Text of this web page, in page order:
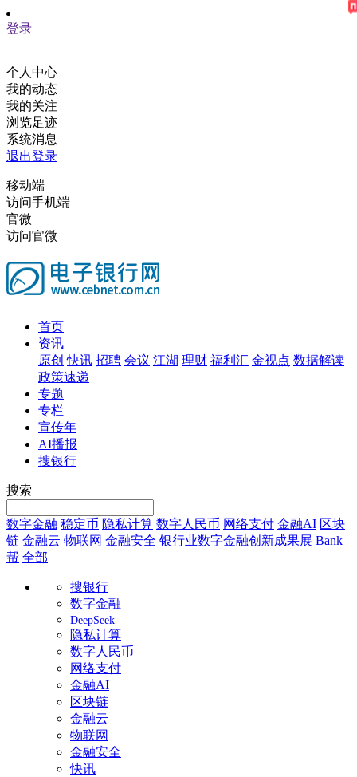
登录
个人中心
我的动态
我的关注
浏览足迹
系统消息
退出登录
移动端
访问手机端
官微
访问官微
首页
资讯
原创 快讯 招聘 会议 江湖 理财 福利汇 金视点 数据解读
政策速递
专题
专栏
宣传年
AI播报
搜银行
搜索
数字金融 稳定币 隐私计算 数字人民币 网络支付 金融AI 区块
链 金融云 物联网 金融安全 银行业数字金融创新成果展 Bank
帮 全部
搜银行
数字金融
DeepSeek
隐私计算
数字人民币
网络支付
金融AI
区块链
金融云
物联网
金融安全
快讯